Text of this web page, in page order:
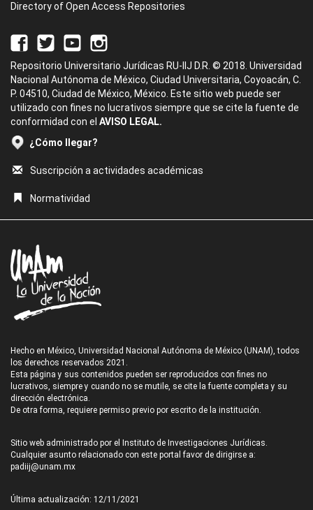
Directory of Open Access Repositories
Repositorio Universitario Jurídicas RU-IIJ D.R. © 2018. Universidad
Nacional Autónoma de México, Ciudad Universitaria, Coyoacán, C.
P. 04510, Ciudad de México, México. Este sitio web puede ser
utilizado con fines no lucrativos siempre que se cite la fuente de
conformidad con el AVISO LEGAL.
¿Cómo llegar?
Suscripción a actividades académicas
Normatividad
Hecho en México, Universidad Nacional Autónoma de México (UNAM), todos
los derechos reservados 2021.
Esta página y sus contenidos pueden ser reproducidos con fines no
lucrativos, siempre y cuando no se mutile, se cite la fuente completa y su
dirección electrónica.
De otra forma, requiere permiso previo por escrito de la institución.
Sitio web administrado por el Instituto de Investigaciones Jurídicas.
Cualquier asunto relacionado con este portal favor de dirigirse a:
padiij@unam.mx
Última actualización: 12/11/2021